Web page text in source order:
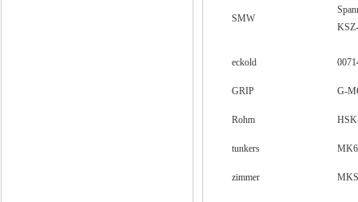
SMW
eckold
GRIP G-
Rohm
tunkers
zimmer